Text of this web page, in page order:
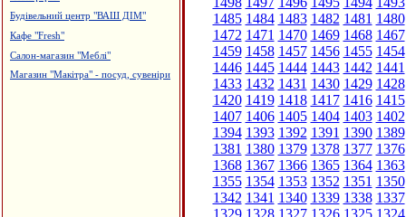
Будівельний центр "ВАШ ДІМ"
Кафе "Fresh"
Салон-магазин "Меблі"
Магазин "Макітра" - посуд, сувеніри
1485 1484 1483 1482 1481 1480
1472 1471 1470 1469 1468 1467
1459 1458 1457 1456 1455 1454
1446 1445 1444 1443 1442 1441
1433 1432 1431 1430 1429 1428
1420 1419 1418 1417 1416 1415
1407 1406 1405 1404 1403 1402
1394 1393 1392 1391 1390 1389
1381 1380 1379 1378 1377 1376
1368 1367 1366 1365 1364 1363
1355 1354 1353 1352 1351 1350
1342 1341 1340 1339 1338 1337
1329 1328 1327 1326 1325 1324